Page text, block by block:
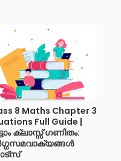
8 Maths Chapter 3
Full Guide |
ക്ലാസ്സ് ഗണിതം: